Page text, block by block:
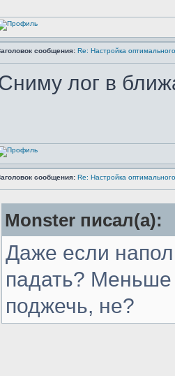
сообщения: Re: Настройка
лог в
сообщения: Re: Настройка
Monster писал(а):
Даже если
падать?
поджечь, не?